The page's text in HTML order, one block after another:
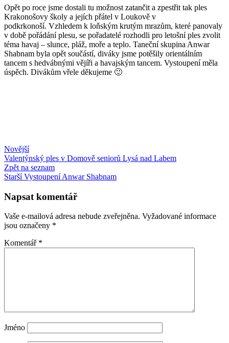
Opět po roce jsme dostali tu možnost zatančit a zpestřit tak ples
Krakonošovy školy a jejích přátel v Loukově v
podkrkonoší. Vzhledem k loňským krutým mrazům, které panovaly
v době pořádání plesu, se pořadatelé rozhodli pro letošní ples zvolit
téma havaj – slunce, pláž, moře a teplo. Taneční skupina Anwar
Shabnam byla opět součástí, diváky jsme potěšily orientálním
tancem s hedvábnými vějíři a havajským tancem. Vystoupení měla
úspěch. Divákům vřele děkujeme 🙂
Novější
Valentýnský ples v Domově seniorů Lysá nad Labem
Zpět na seznam
Starší Vystoupení Anwar Shabnam
Napsat komentář
Vaše e-mailová adresa nebude zveřejněna. Vyžadované informace
jsou označeny *
Komentář *
Jméno